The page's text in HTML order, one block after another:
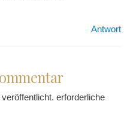
Antwort
erforderliche